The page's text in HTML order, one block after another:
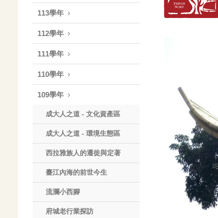
113學年
112學年
111學年
110學年
109學年
成大人之道 - 文化資產區
成大人之道 - 環境生態區
西拉雅族人的遷徙與定著
臺江內海的前世今生
流瀾小西腳
府城老行業探訪